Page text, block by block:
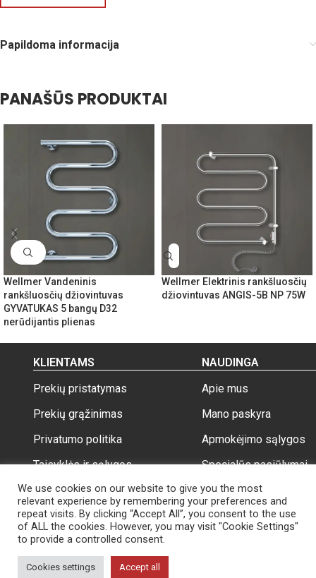
Papildoma informacija
PANAŠŪS PRODUKTAI
Wellmer Vandeninis
rankšluosčių džiovintuvas
GYVATUKAS 5 bangų D32
nerūdijantis plienas
Wellmer Elektrinis rankšluosčių
džiovintuvas ANGIS-5B NP 75W
KLIENTAMS
Prekių pristatymas
Prekių grąžinimas
Privatumo politika
Taisyklės ir sąlygos
NAUDINGA
Apie mus
Mano paskyra
Apmokėjimo sąlygos
Specialūs pasiūlymai
Wellmer.lt Visos teisės saugomos 2026
We use cookies on our website to give you the most
relevant experience by remembering your preferences and
repeat visits. By clicking “Accept All”, you consent to the use
of ALL the cookies. However, you may visit "Cookie Settings"
to provide a controlled consent.
Cookies settings Accept all